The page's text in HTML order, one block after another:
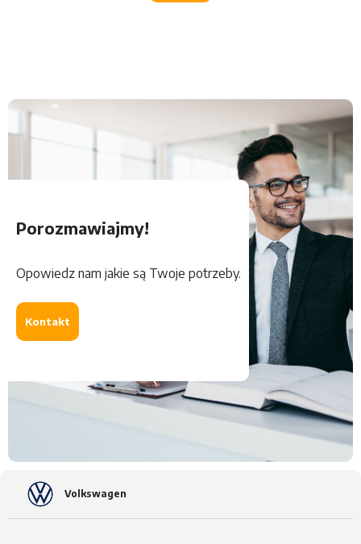
Porozmawiajmy!
Opowiedz nam jakie są Twoje potrzeby.
Kontakt
Volkswagen